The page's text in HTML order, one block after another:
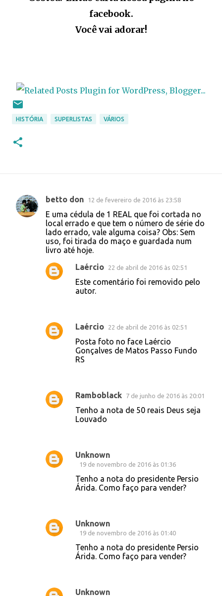
facebook.
Você vai adorar!
HISTÓRIA SUPERLISTAS VÁRIOS
C
betto don 12 de fevereiro de 2016 às 23:58
E uma cédula de 1 REAL que foi cortada no
local errado e que tem o número de série do
lado errado, vale alguma coisa? Obs: Sem
uso, foi tirada do maço e guardada num
livro até hoje.
Laércio 22 de abril de 2016 às 02:51
Este comentário foi removido pelo
autor.
Laércio 22 de abril de 2016 às 02:51
Posta foto no face Laércio
Gonçalves de Matos Passo Fundo
RS
Ramboblack 7 de junho de 2016 às 20:01
Tenho a nota de 50 reais Deus seja
Louvado
Unknown
19 de novembro de 2016 às 01:36
Tenho a nota do presidente Persio
Árida. Como faço para vender?
Unknown
19 de novembro de 2016 às 01:40
Tenho a nota do presidente Persio
Árida. Como faço para vender?
Unknown